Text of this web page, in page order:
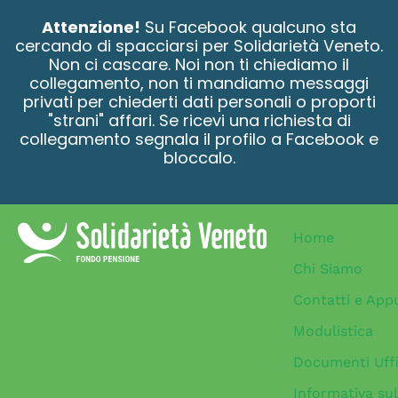
Attenzione! Su Facebook qualcuno sta
cercando di spacciarsi per Solidarietà Veneto.
Non ci cascare. Noi non ti chiediamo il
collegamento, non ti mandiamo messaggi
privati per chiederti dati personali o proporti
"strani" affari. Se ricevi una richiesta di
collegamento segnala il profilo a Facebook e
bloccalo.
Home
Chi Siamo
Contatti e
Modulistica
Documenti
Informativa